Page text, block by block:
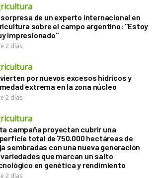
sorpresa de un experto internacional en
sobre el campo argentino: "Estoy
impresionado"
2 días
por nuevos excesos hídricos y
extrema en la zona núcleo
2 días
campaña proyectan cubrir una
total de 750.000 hectáreas de
sembradas con una nueva generación
variedades que marcan un salto
en genética y rendimiento
2 días